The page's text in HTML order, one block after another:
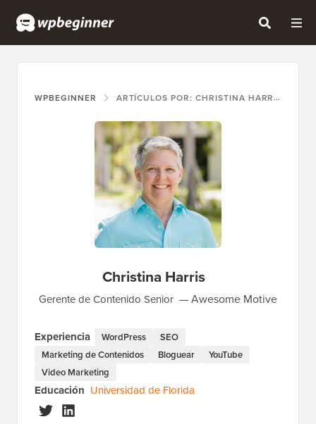
WPBEGINNER ARTÍCULOS POR: CHRISTINA HARRIS
Christina Harris
Gerente de Contenido Senior Awesome Motive
Experiencia WordPress
SEO
Marketing de Contenidos
Bloguear
YouTube
Video Marketing
Educación Universidad de Florida